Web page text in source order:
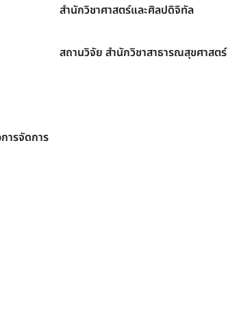
ารจัดการ
สำนักวิชาศาสตร์และศิลปดิจิทัล
สถานวิจัย สำนักวิชาสาธารณสุขศาสตร์